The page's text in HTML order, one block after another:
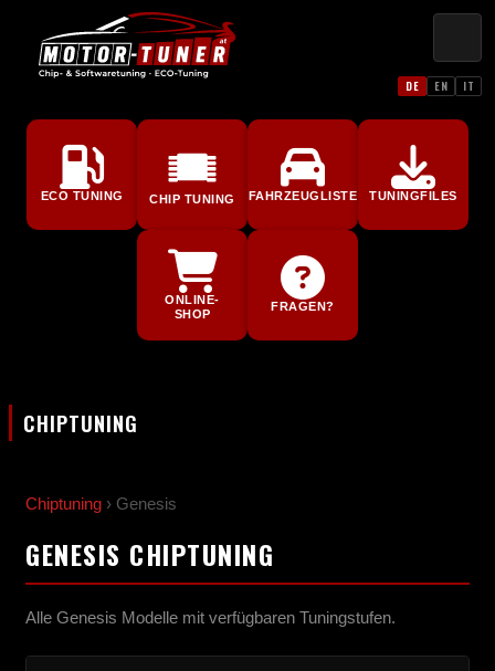
DE EN IT
ECO TUNING CHIP TUNING FAHRZEUGLISTE TUNINGFILES
ONLINE-
SHOP
FRAGEN?
CHIPTUNING
Chiptuning › Genesis
GENESIS CHIPTUNING
Alle Genesis Modelle mit verfügbaren Tuningstufen.